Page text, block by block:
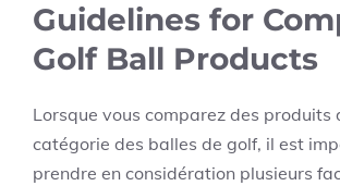
Guidelines for
Golf Ball Products
Lorsque vous comparez des produits
catégorie des balles de golf, il est
prendre en considération plusieurs